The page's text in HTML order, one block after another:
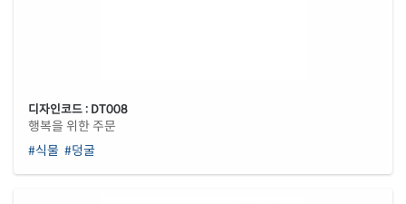
디자인코드 : DT008
행복을 위한 주문
#식물 #덩굴